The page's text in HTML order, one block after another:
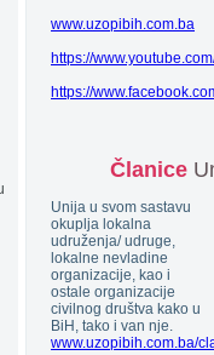
www.uzopibih.com.ba
https://
https://
Članice
Unija u svom sastavu
okuplja lokalna
udruženja/ udruge,
lokalne nevladine
organizacije, kao i
ostale organizacije
civilnog društva kako u
BiH, tako i van nje.
www.uzopibih.com.ba/